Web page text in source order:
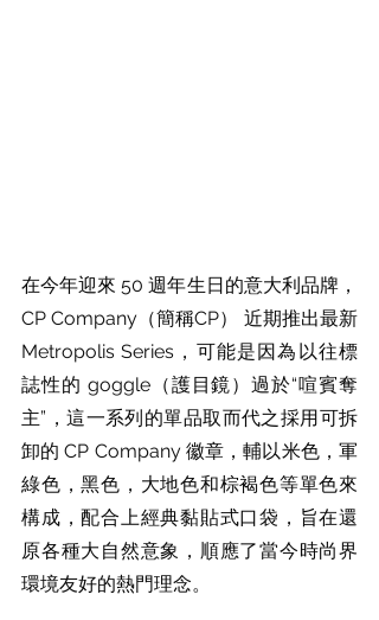
在今年迎來 50 週年生日的意大利品牌，
CP Company（簡稱CP） 近期推出最新
Metropolis Series，可能是因為以往標
誌性的 goggle（護目鏡）過於“喧賓奪
主”，這一系列的單品取而代之採用可拆
卸的 CP Company 徽章，輔以米色，軍
綠色，黑色，大地色和棕褐色等單色來
構成，配合上經典黏貼式口袋，旨在還
原各種大自然意象，順應了當今時尚界
環境友好的熱門理念。